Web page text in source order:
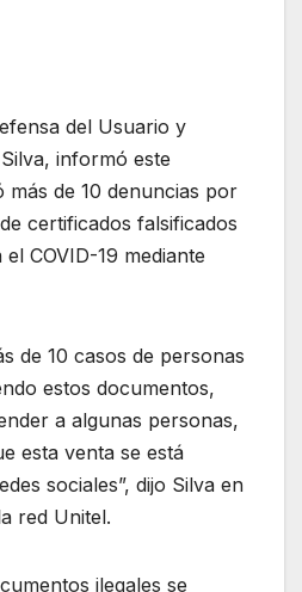
del Usuario y
informó este
más de 10 denuncias por
certificados falsificados
COVID-19 mediante
de 10 casos de personas
estos documentos,
a algunas personas,
esta venta se está
sociales”, dijo Silva en
red Unitel.
ilegales se